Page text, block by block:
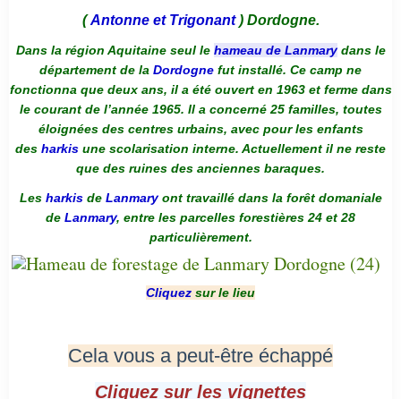
(Antonne et Trigonant) Dordogne.
Dans la région Aquitaine seul le hameau de Lanmarydans le
département de la Dordogne fut installé. Ce camp ne
fonctionna que deux ans, il a été ouvert en 1963 et ferme dans
le courant de l’année 1965. Il a concerné 25 familles, toutes
éloignées des centres urbains, avec pour les enfants
des harkis une scolarisation interne. Actuellement il ne reste
que des ruines des anciennes baraques.
Les harkis de Lanmaryont travaillé dans la forêt domaniale
de Lanmary, entre les parcelles forestières 24 et 28
particulièrement.
Cliquez sur le lieu
Cela vous a peut-être échappé
Cliquez sur les vignettes